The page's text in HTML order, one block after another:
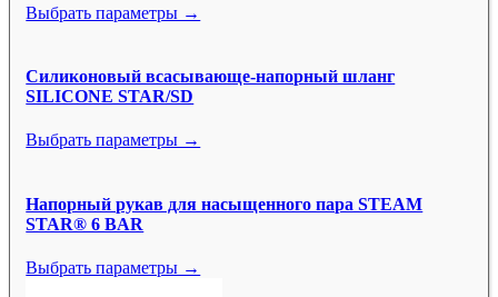
Выбрать параметры →
Силиконовый всасывающе-напорный шланг
SILICONE STAR/SD
Выбрать параметры →
Напорный рукав для насыщенного пара STEAM
STAR® 6 BAR
Выбрать параметры →